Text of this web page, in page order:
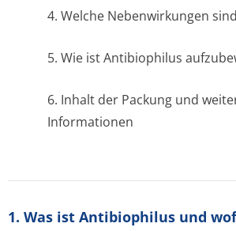
4. Welche Nebenwirkungen
5. Wie ist Antibiophilus
6. Inhalt der Packung und
Informationen
1. Was ist Antibiophilus und